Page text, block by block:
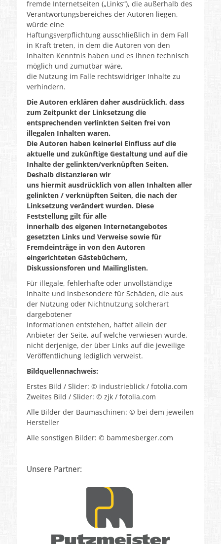
fremde Internetseiten („Links“), die außerhalb des
Verantwortungsbereiches der Autoren liegen,
würde eine
Haftungsverpflichtung ausschließlich in dem Fall
in Kraft treten, in dem die Autoren von den
Inhalten Kenntnis haben und es ihnen technisch
möglich und zumutbar wäre,
die Nutzung im Falle rechtswidriger Inhalte zu
verhindern.
Die Autoren erklären daher ausdrücklich, dass
zum Zeitpunkt der Linksetzung die
entsprechenden verlinkten Seiten frei von
illegalen Inhalten waren.
Die Autoren haben keinerlei Einfluss auf die
aktuelle und zukünftige Gestaltung und auf die
Inhalte der gelinkten/verknüpften Seiten.
Deshalb distanzieren wir
uns hiermit ausdrücklich von allen Inhalten aller
gelinkten / verknüpften Seiten, die nach der
Linksetzung verändert wurden. Diese
Feststellung gilt für alle
innerhalb des eigenen Internetangebotes
gesetzten Links und Verweise sowie für
Fremdeinträge in von den Autoren
eingerichteten Gästebüchern,
Diskussionsforen und Mailinglisten.
Für illegale, fehlerhafte oder unvollständige
Inhalte und insbesondere für Schäden, die aus
der Nutzung oder Nichtnutzung solcherart
dargebotener
Informationen entstehen, haftet allein der
Anbieter der Seite, auf welche verwiesen wurde,
nicht derjenige, der über Links auf die jeweilige
Veröffentlichung lediglich verweist.
Bildquellennachweis:
Erstes Bild / Slider: © industrieblick / fotolia.com
Zweites Bild / Slider: © zjk / fotolia.com
Alle Bilder der Baumaschinen: © bei dem jeweilen
Hersteller
Alle sonstigen Bilder: © bammesberger.com
Unsere Partner: